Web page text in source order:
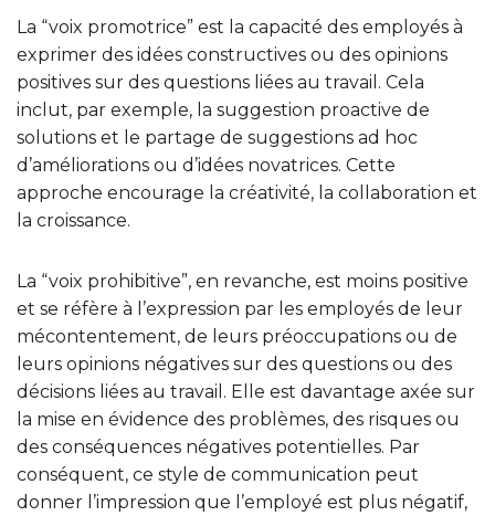
La “voix promotrice” est la capacité des employés à
exprimer des idées constructives ou des opinions
positives sur des questions liées au travail. Cela
inclut, par exemple, la suggestion proactive de
solutions et le partage de suggestions ad hoc
d’améliorations ou d’idées novatrices. Cette
approche encourage la créativité, la collaboration et
la croissance.
La “voix prohibitive”, en revanche, est moins positive
et se réfère à l’expression par les employés de leur
mécontentement, de leurs préoccupations ou de
leurs opinions négatives sur des questions ou des
décisions liées au travail. Elle est davantage axée sur
la mise en évidence des problèmes, des risques ou
des conséquences négatives potentielles. Par
conséquent, ce style de communication peut
donner l’impression que l’employé est plus négatif,